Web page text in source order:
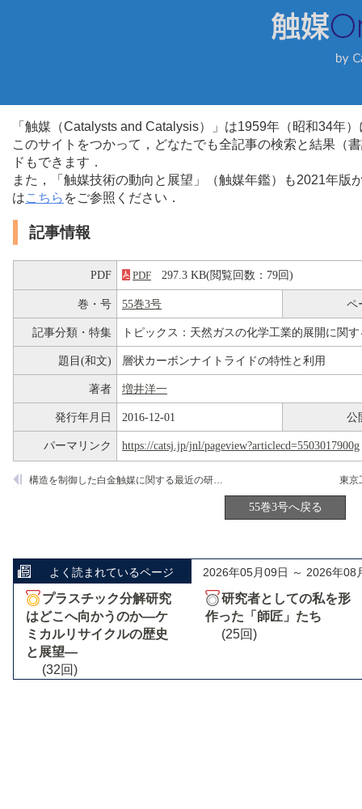
「触媒（Catalysts and Catalysis）」は1959年（昭和34年
このサイトをつかって，どなたでも全記事の検索と結果（
ドもできます．
また，「触媒技術の動向と展望」（触媒年鑑）も2021年
はこちら をご参照ください．
記事情報
PDF PDF 297.3 KB(閲覧回数：79回)
巻・号 55巻3号 ペ
記事分類・特集 トピックス：天然ガスの化学工業的展開に関
題目(和文) 層状カーボンナイトライドの特性と利用
著者 増井洋一
発行年月日 2016-12-01 公
パーマリンク https://catsj.jp/jnl/pageview?articlecd=5503017900g
構造を制御した白金触媒に関する最近の研究動向
55巻3号へ戻る
よく読まれているページ 2026年05月09日 ～ 2026年08
プラスチック分解研究
はどこへ向かうのか―ケ
ミカルリサイクルの歴史
と展望―
(32回)
研究者としての私を形
作った「師匠」たち
(25回)